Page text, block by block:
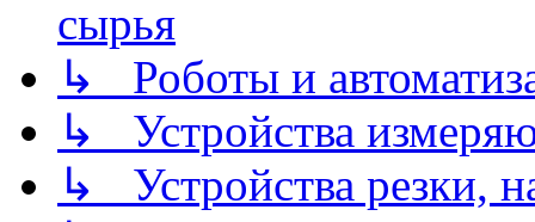
сырья
↳ Роботы и
↳ Устройства
↳ Устройства резки,